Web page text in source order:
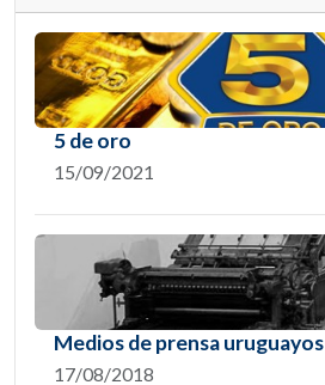
5 de oro
15/09/2021
Medios de prensa uruguayos
17/08/2018